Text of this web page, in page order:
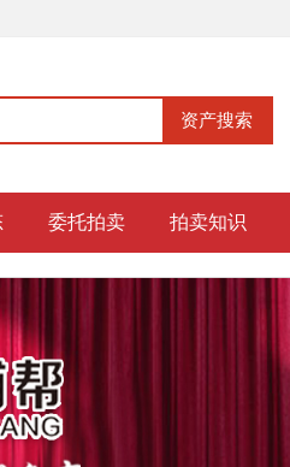
委托拍卖 拍卖知识